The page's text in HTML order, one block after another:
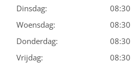
Dinsdag:
Woensdag:
Donderdag:
Vrijdag: